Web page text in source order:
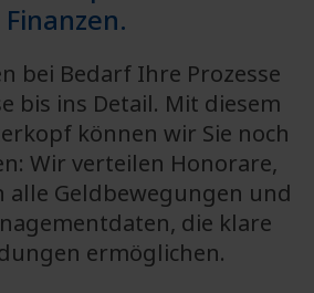
Finanzen.
bei Bedarf Ihre Prozesse
bis ins Detail. Mit diesem
können wir Sie noch
Wir verteilen Honorare,
Geldbewegungen und
die klare
ermöglichen.